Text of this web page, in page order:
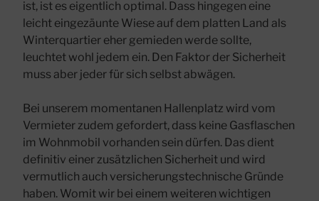
ist, ist es eigentlich optimal. Dass hingegen eine
leicht eingezäunte Wiese auf dem platten Land als
Winterquartier eher gemieden werde sollte,
leuchtet wohl jedem ein. Den Faktor der Sicherheit
muss aber jeder für sich selbst abwägen.
Bei unserem momentanen Hallenplatz wird vom
Vermieter zudem gefordert, dass keine Gasflaschen
im Wohnmobil vorhanden sein dürfen. Das dient
definitiv einer zusätzlichen Sicherheit und wird
vermutlich auch versicherungstechnische Gründe
haben. Womit wir bei einem weiteren wichtigen